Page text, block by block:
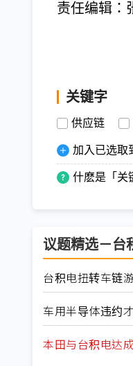
责任编辑：
关键字
供应链
加入已选取
什麽是「关
议题精选－台
台积电扭转车链
车用半导体违约
本田与台积电达